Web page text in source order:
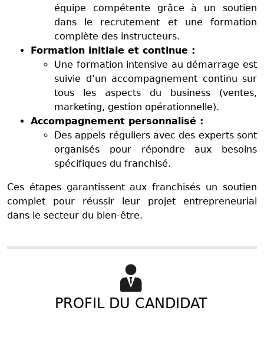
équipe compétente grâce à un soutien
dans le recrutement et une formation
complète des instructeurs.
Formation initiale et continue :
Une formation intensive au démarrage est
suivie d’un accompagnement continu sur
tous les aspects du business (ventes,
marketing, gestion opérationnelle).
Accompagnement personnalisé :
Des appels réguliers avec des experts sont
organisés pour répondre aux besoins
spécifiques du franchisé.
Ces étapes garantissent aux franchisés un soutien
complet pour réussir leur projet entrepreneurial
dans le secteur du bien-être.
PROFIL DU CANDIDAT